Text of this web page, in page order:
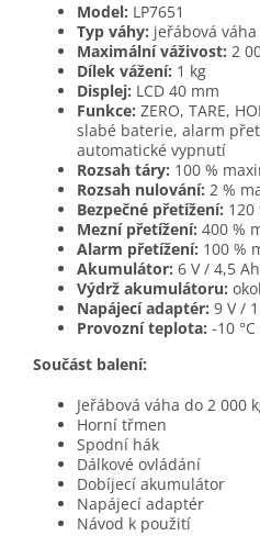
Model: LP7651
Typ váhy: jeřábová
Maximální váživost: 2
Dílek vážení: 1 kg
Displej: LCD 40 mm
Funkce: ZERO, TARE,
slabé baterie, alarm
automatické vypnutí
Rozsah táry: 100 %
Rozsah nulování: 2 %
Bezpečné přetížení:
Mezní přetížení: 400 %
Alarm přetížení: 100 %
Akumulátor: 6 V / 4,5 Ah
Výdrž akumulátoru:
Napájecí adaptér: 9 V /
Provozní teplota: -10
Součást balení:
Jeřábová váha do 2 000
Horní třmen
Spodní hák
Dálkové ovládání
Dobíjecí akumulátor
Napájecí adaptér
Návod k použití